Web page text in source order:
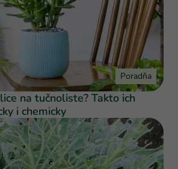
Poradňa
na tučnoliste? Takto ich
i chemicky